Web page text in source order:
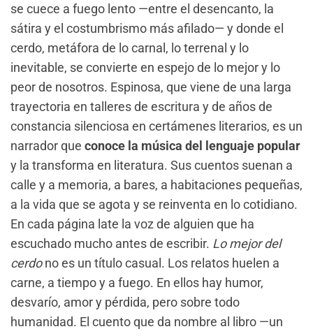
se cuece a fuego lento —entre el desencanto, la
sátira y el costumbrismo más afilado— y donde el
cerdo, metáfora de lo carnal, lo terrenal y lo
inevitable, se convierte en espejo de lo mejor y lo
peor de nosotros. Espinosa, que viene de una larga
trayectoria en talleres de escritura y de años de
constancia silenciosa en certámenes literarios, es un
narrador que conoce la música del lenguaje popular
y la transforma en literatura. Sus cuentos suenan a
calle y a memoria, a bares, a habitaciones pequeñas,
a la vida que se agota y se reinventa en lo cotidiano.
En cada página late la voz de alguien que ha
escuchado mucho antes de escribir. Lo mejor del
cerdono es un título casual. Los relatos huelen a
carne, a tiempo y a fuego. En ellos hay humor,
desvarío, amor y pérdida, pero sobre todo
humanidad. El cuento que da nombre al libro —un